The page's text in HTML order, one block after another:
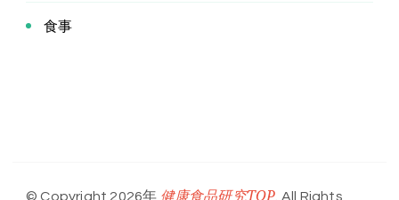
食事
© Copyright 2026年 健康食品研究TOP . All Rights